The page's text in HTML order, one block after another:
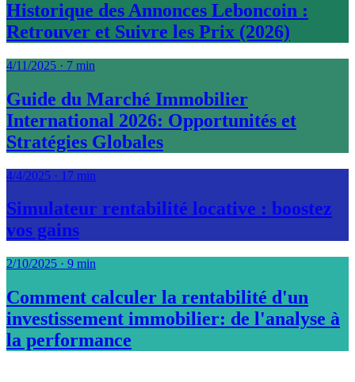
Historique des Annonces Leboncoin :
Retrouver et Suivre les Prix (2026)
4/11/2025 · 7 min
Guide du Marché Immobilier
International 2026: Opportunités et
Stratégies Globales
4/4/2025 · 17 min
Simulateur rentabilité locative : boostez
vos gains
2/10/2025 · 9 min
Comment calculer la rentabilité d'un
investissement immobilier: de l'analyse à
la performance